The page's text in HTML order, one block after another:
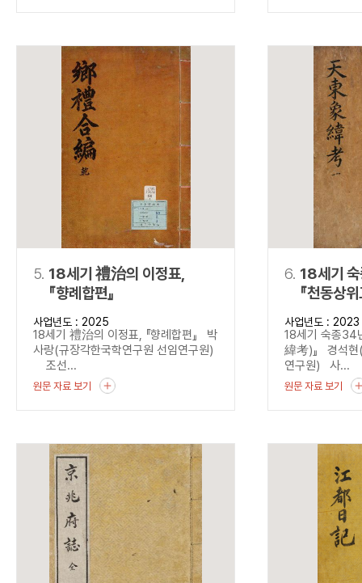
5. 18세기 禮治의 이정표,
『향례합편』
사업년도 : 2025
18세기 禮治의 이정표, 『향례합편』 박
사랑(규장각한국학연구원 선임연구원)
조선...
원문 자료 보기
6. 18세기
『천동상
사업년도 : 2023
18세기 숙종34
緯考)』 경석현
연구원) 사...
원문 자료 보기